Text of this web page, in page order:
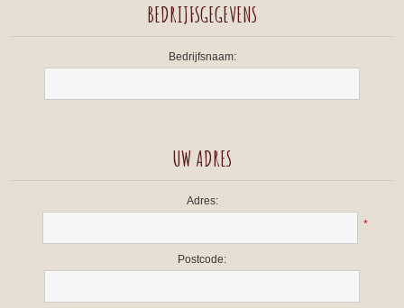
BEDRIJFSGEGEVENS
Bedrijfsnaam:
UW ADRES
Adres:
*
Postcode: